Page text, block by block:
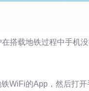
搭载地铁过程中手机
WiFi的App，然后打